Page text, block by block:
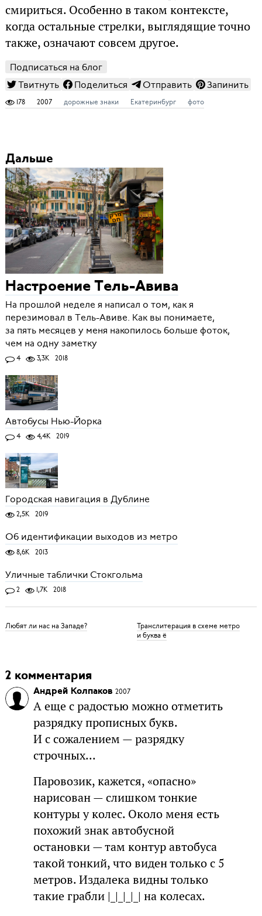
смириться. Особенно в таком контексте,
когда остальные стрелки, выглядящие точно
также, означают совсем другое.
Подписаться на блог
Твитнуть
Поделиться Отправить Запинить
178 2007 дорожные знаки Екатеринбург фото
Дальше
Настроение Тель-Авива
На прошлой неделе я написал о том, как я
перезимовал в Тель-Авиве. Как вы понимаете,
за пять месяцев у меня накопилось больше фоток,
чем на одну заметку
4 3,3K 2018
Автобусы Нью-Йорка
4 4,4K 2019
Городская навигация в Дублине
2,5K 2019
Об идентификации выходов из метро
8,6K 2013
Уличные таблички Стокгольма
2 1,7K 2018
Любят ли нас на Западе?
Транслитерация в схеме метро
и буква ё
2 комментария
Андрей Колпаков 2007
А еще с радостью можно отметить
разрядку прописных букв.
И с сожалением — разрядку
строчных...
Паровозик, кажется, «опасно»
нарисован — слишком тонкие
контуры у колес. Около меня есть
похожий знак автобусной
остановки — там контур автобуса
такой тонкий, что виден только с 5
метров. Издалека видны только
такие грабли |_|_|_|_| на колесах.